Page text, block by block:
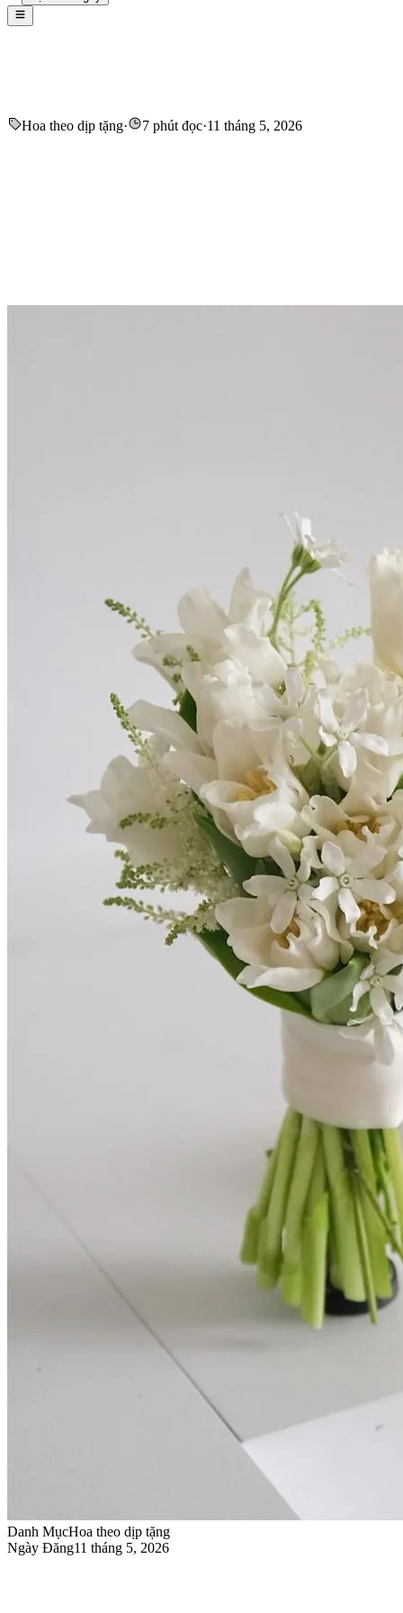
Hoa theo dịp tặng· 7 phút đọc·11 tháng 5, 2026
Danh MụcHoa theo dịp tặng
Ngày Đăng11 tháng 5, 2026